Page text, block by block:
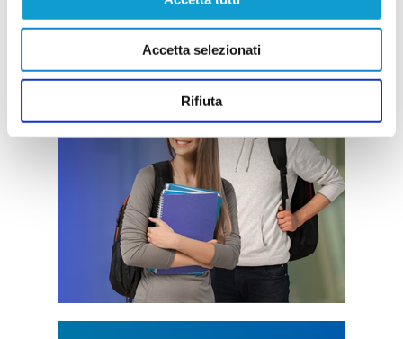
Accetta selezionati
Rifiuta